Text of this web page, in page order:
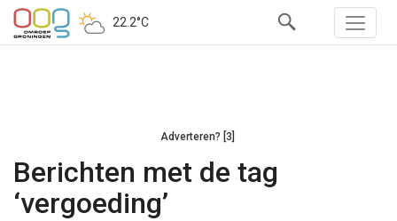
22.2°C
Adverteren? [3]
Berichten met de tag
‘vergoeding’